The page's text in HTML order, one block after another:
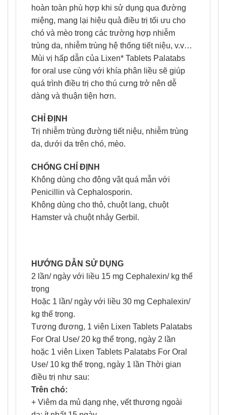
hoàn toàn phù hợp khi sử dụng qua đường
miệng, mang lại hiệu quả điều trị tối ưu cho
chó và mèo trong các trường hợp nhiễm
trùng da, nhiễm trùng hệ thống tiết niệu, v.v…
Mùi vị hấp dẫn của Lixen* Tablets Palatabs
for oral use cùng với khía phân liều sẽ giúp
quá trình điều trị cho thú cưng trở nên dễ
dàng và thuận tiện hơn.
CHỈ ĐỊNH
Trị nhiễm trùng đường tiết niệu, nhiễm trùng
da, dưới da trên chó, mèo.
CHỐNG CHỈ ĐỊNH
Không dùng cho động vật quá mẫn với
Penicillin và Cephalosporin.
Không dùng cho thỏ, chuột lang, chuột
Hamster và chuột nhảy Gerbil.
HƯỚNG DẪN SỬ DỤNG
2 lần/ ngày với liều 15 mg Cephalexin/ kg thể
trọng
Hoặc 1 lần/ ngày với liều 30 mg Cephalexin/
kg thể trọng.
Tương đương, 1 viên Lixen Tablets Palatabs
For Oral Use/ 20 kg thể trọng, ngày 2 lần
hoặc 1 viên Lixen Tablets Palatabs For Oral
Use/ 10 kg thể trọng, ngày 1 lần Thời gian
điều trị như sau:
Trên chó:
+ Viêm da mủ dạng nhẹ, vết thương ngoài